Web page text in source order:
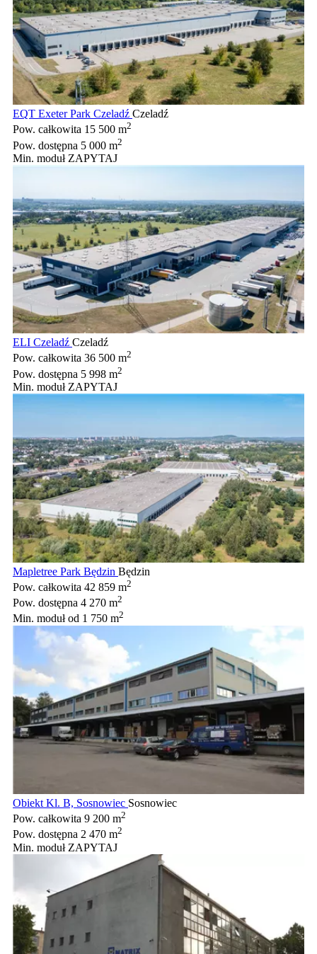
EQT Exeter Park Czeladź Czeladź
Pow. całkowita 15 500 m2
Pow. dostępna 5 000 m2
Min. moduł ZAPYTAJ
ELI Czeladź Czeladź
Pow. całkowita 36 500 m2
Pow. dostępna 5 998 m2
Min. moduł ZAPYTAJ
Mapletree Park Będzin Będzin
Pow. całkowita 42 859 m2
Pow. dostępna 4 270 m2
Min. modułod 1 750 m2
Obiekt Kl. B, Sosnowiec Sosnowiec
Pow. całkowita 9 200 m2
Pow. dostępna 2 470 m2
Min. moduł ZAPYTAJ